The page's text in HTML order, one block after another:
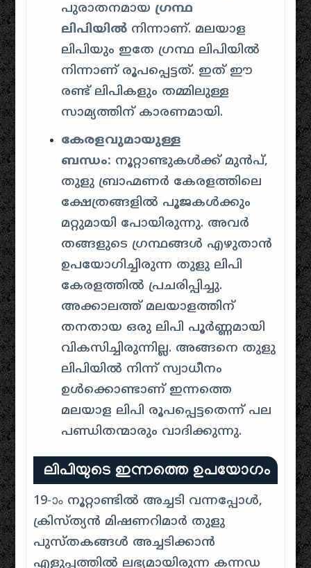
പുരാതനമായ ഗ്രന്ഥ
ലിപിയിൽ നിന്നാണ്. മലയാള
ലിപിയും ഇതേ ഗ്രന്ഥ ലിപിയിൽ
നിന്നാണ് രൂപപ്പെട്ടത്. ഇത് ഈ
രണ്ട് ലിപികളും തമ്മിലുള്ള
സാമ്യത്തിന് കാരണമായി.
കേരളവുമായുള്ള
ബന്ധം: നൂറ്റാണ്ടുകൾക്ക് മുൻപ്,
തുളു ബ്രാഹ്മണർ കേരളത്തിലെ
ക്ഷേത്രങ്ങളിൽ പൂജകൾക്കും
മറ്റുമായി പോയിരുന്നു. അവർ
തങ്ങളുടെ ഗ്രന്ഥങ്ങൾ എഴുതാൻ
ഉപയോഗിച്ചിരുന്ന തുളു ലിപി
കേരളത്തിൽ പ്രചരിപ്പിച്ചു.
അക്കാലത്ത് മലയാളത്തിന്
തനതായ ഒരു ലിപി പൂർണ്ണമായി
വികസിച്ചിരുന്നില്ല. അങ്ങനെ തുളു
ലിപിയിൽ നിന്ന് സ്വാധീനം
ഉൾക്കൊണ്ടാണ് ഇന്നത്തെ
മലയാള ലിപി രൂപപ്പെട്ടതെന്ന് പല
പണ്ഡിതന്മാരും വാദിക്കുന്നു.
ലിപിയുടെ ഇന്നത്തെ ഉപയോഗം
19-ാം നൂറ്റാണ്ടിൽ അച്ചടി വന്നപ്പോൾ,
ക്രിസ്ത്യൻ മിഷണറിമാർ തുളു
പുസ്തകങ്ങൾ അച്ചടിക്കാൻ
എളുപ്പത്തിൽ ലഭ്യമായിരുന്ന കന്നഡ